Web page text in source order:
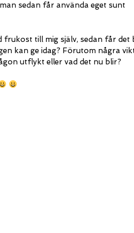
sedan får använda eget sunt
till mig själv, sedan får det
kan ge idag? Förutom några
utflykt eller vad det nu blir?